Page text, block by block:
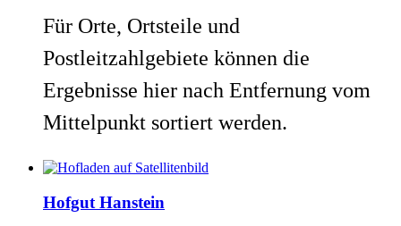
Für Orte, Ortsteile und
Postleitzahlgebiete können die
Ergebnisse hier nach Entfernung vom
Mittelpunkt sortiert werden.
Hofgut Hanstein